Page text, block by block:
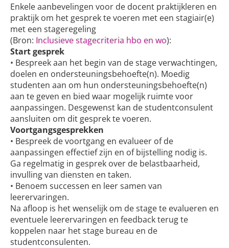
Enkele aanbevelingen voor de docent praktijkleren en
praktijk om het gesprek te voeren met een stagiair(e)
met een stageregeling
(Bron: Inclusieve stagecriteria hbo en wo):
Start gesprek
• Bespreek aan het begin van de stage verwachtingen,
doelen en ondersteuningsbehoefte(n). Moedig
studenten aan om hun ondersteuningsbehoefte(n)
aan te geven en bied waar mogelijk ruimte voor
aanpassingen. Desgewenst kan de studentconsulent
aansluiten om dit gesprek te voeren.
Voortgangsgesprekken
• Bespreek de voortgang en evalueer of de
aanpassingen effectief zijn en of bijstelling nodig is.
Ga regelmatig in gesprek over de belastbaarheid,
invulling van diensten en taken.
• Benoem successen en leer samen van
leerervaringen.
Na afloop is het wenselijk om de stage te evalueren en
eventuele leerervaringen en feedback terug te
koppelen naar het stage bureau en de
studentconsulenten.